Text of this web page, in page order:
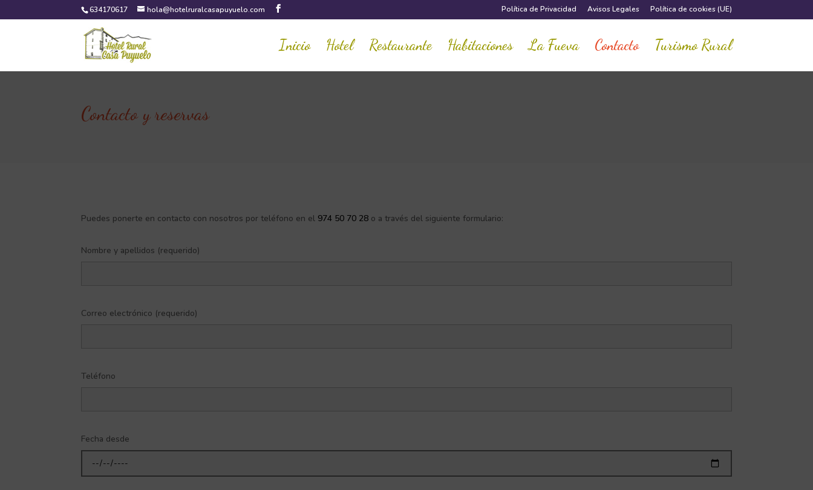
634170617 hola@hotelruralcasapuyuelo.com Política de Privacidad Avisos Legales Política de cookies (UE)
Inicio Hotel Restaurante Habitaciones La Fueva Contacto Turismo Rural
Contacto y reservas
Puedes ponerte en contacto con nosotros por teléfono en el 974 50 70 28 o a través del siguiente formulario:
Nombre y apellidos (requerido)
Correo electrónico (requerido)
Teléfono
Fecha desde